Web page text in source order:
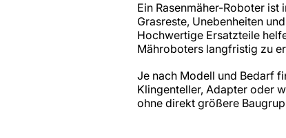
Ein Rasenmäher-Roboter
Grasreste, Unebenheiten
Hochwertige Ersatzteile
Mähroboters langfristig zu
Je nach Modell und Bedarf
Klingenteller, Adapter oder
ohne direkt größere